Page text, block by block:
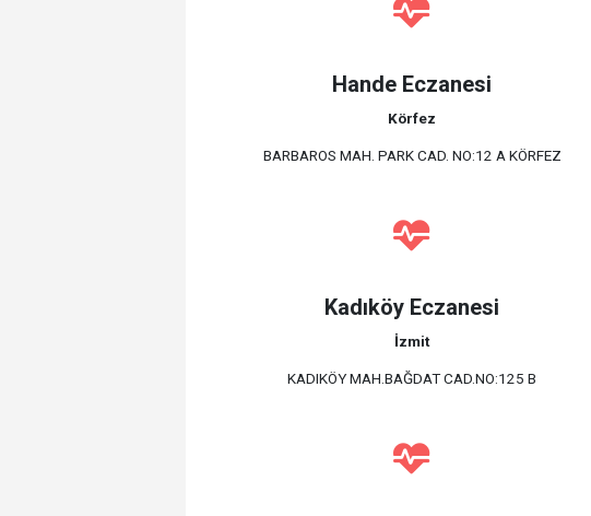
Hande Eczanesi
Körfez
BARBAROS MAH. PARK CAD. NO:12 A KÖRFEZ
Kadıköy Eczanesi
İzmit
KADIKÖY MAH.BAĞDAT CAD.NO:125 B